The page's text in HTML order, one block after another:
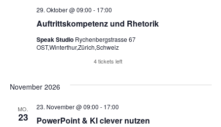
Auftrittskompetenz und Rhetorik
29. Oktober @ 09:00 - 17:00
Speak Studio Rychenbergstrasse 67
OST,Winterthur,Zürich,Schweiz
4 tickets left
November 2026
MO.
23 PowerPoint & KI clever nutzen
23. November @ 09:00 - 17:00